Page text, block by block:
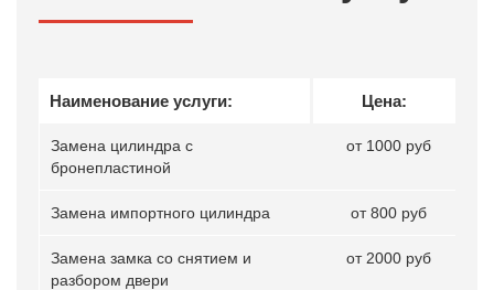
Наименование услуги: Цена:
Замена цилиндра с
бронепластиной
от 1000 руб
Замена импортного цилиндра от 800 руб
Замена замка со снятием и
разбором двери
от 2000 руб